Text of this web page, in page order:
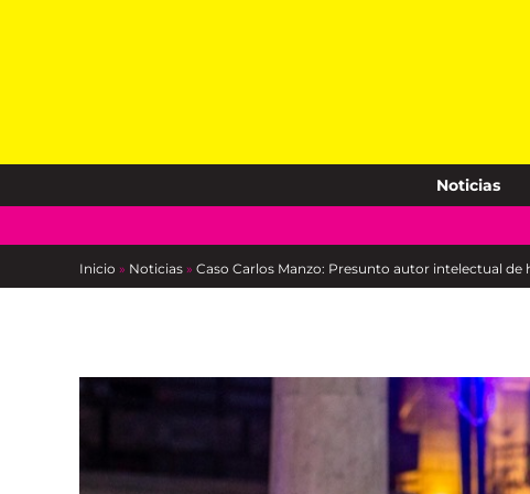
Noticias
Inicio » Noticias » Caso Carlos Manzo: Presunto autor intelectual